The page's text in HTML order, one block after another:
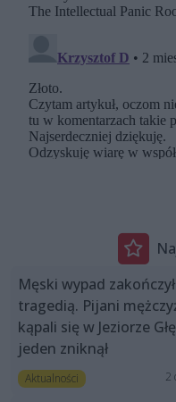
Męski wypad
tragedią. Pijani
kąpali się w Jeziorze
jeden zniknął
Aktualności 2